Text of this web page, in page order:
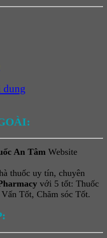
dung
An Tâm Website
thuốc uy tín, chuyên
với 5 tốt: Thuốc
Tốt, Chăm sóc Tốt.